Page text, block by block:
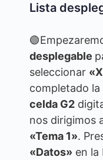
Lista
desplegable
seleccionar
completado la
celda G2
nos dirigimos
«Tema 1».
«Datos» en la